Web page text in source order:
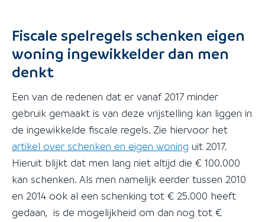
Fiscale spelregels schenken eigen
woning ingewikkelder dan men
denkt
Een van de redenen dat er vanaf 2017 minder
gebruik gemaakt is van deze vrijstelling kan liggen in
de ingewikkelde fiscale regels. Zie hiervoor het
artikel over schenken en eigen woning uit 2017.
Hieruit blijkt dat men lang niet altijd die € 100.000
kan schenken. Als men namelijk eerder tussen 2010
en 2014 ook al een schenking tot € 25.000 heeft
gedaan, is de mogelijkheid om dan nog tot €